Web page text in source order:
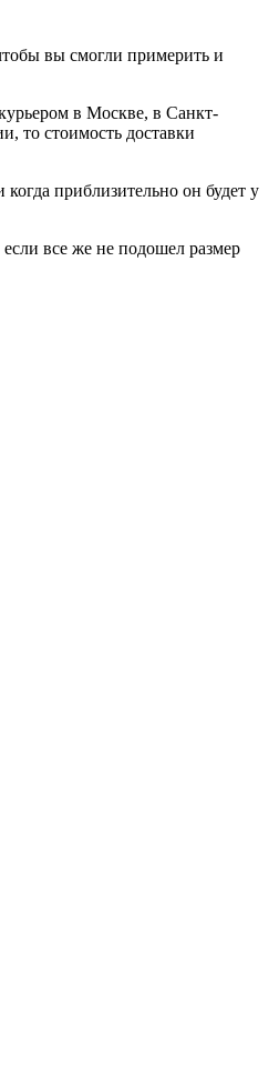
вы смогли примерить и
в Москве, в Санкт-
то стоимость доставки
приблизительно он будет у
все же не подошел размер